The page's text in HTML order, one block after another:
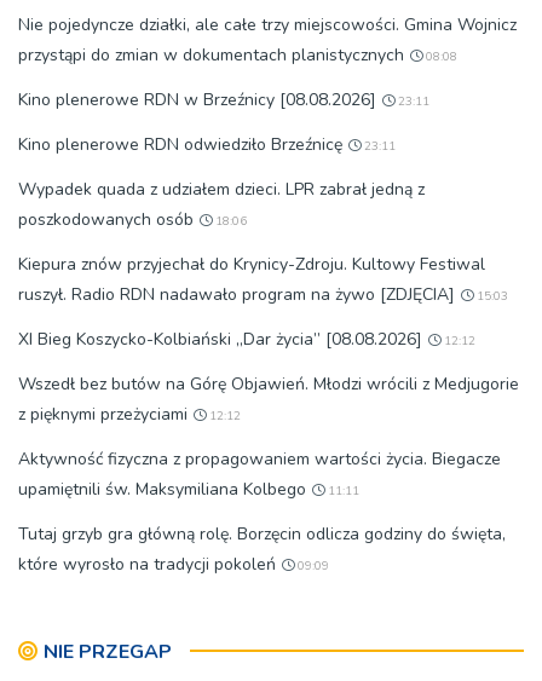
Nie pojedyncze działki, ale całe trzy miejscowości. Gmina Wojnicz
przystąpi do zmian w dokumentach planistycznych
08:08
Kino plenerowe RDN w Brzeźnicy [08.08.2026] 23:11
Kino plenerowe RDN odwiedziło Brzeźnicę 23:11
Wypadek quada z udziałem dzieci. LPR zabrał jedną z
poszkodowanych osób
18:06
Kiepura znów przyjechał do Krynicy-Zdroju. Kultowy Festiwal
ruszył. Radio RDN nadawało program na żywo [ZDJĘCIA]
15:03
XI Bieg Koszycko-Kolbiański „Dar życia” [08.08.2026] 12:12
Wszedł bez butów na Górę Objawień. Młodzi wrócili z Medjugorie
z pięknymi przeżyciami
12:12
Aktywność fizyczna z propagowaniem wartości życia. Biegacze
upamiętnili św. Maksymiliana Kolbego
11:11
Tutaj grzyb gra główną rolę. Borzęcin odlicza godziny do święta,
które wyrosło na tradycji pokoleń
09:09
NIE PRZEGAP